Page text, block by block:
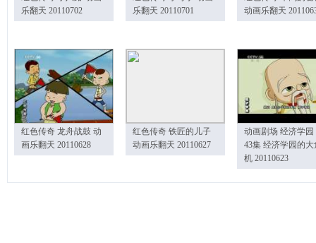
乐翻天 20110702
乐翻天 20110701
动画乐翻天
红色传奇 龙舟战鼓 动
画乐翻天 20110628
红色传奇 铁匠的儿子
动画乐翻天 20110627
动画剧场 经济学园
43集 经济学园的大
机 20110623